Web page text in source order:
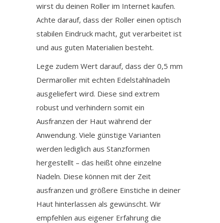
wirst du deinen Roller im Internet kaufen.
Achte darauf, dass der Roller einen optisch
stabilen Eindruck macht, gut verarbeitet ist
und aus guten Materialien besteht.
Lege zudem Wert darauf, dass der 0,5 mm
Dermaroller mit echten Edelstahlnadeln
ausgeliefert wird. Diese sind extrem
robust und verhindern somit ein
Ausfranzen der Haut während der
Anwendung. Viele günstige Varianten
werden lediglich aus Stanzformen
hergestellt – das heißt ohne einzelne
Nadeln. Diese können mit der Zeit
ausfranzen und größere Einstiche in deiner
Haut hinterlassen als gewünscht. Wir
empfehlen aus eigener Erfahrung die